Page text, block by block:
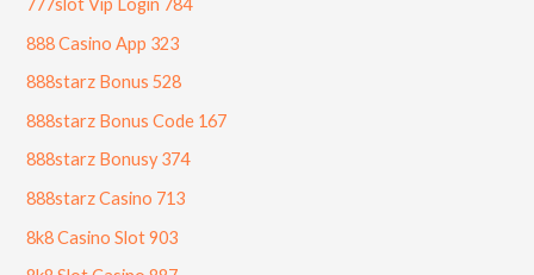
777slot Vip Login 784
888 Casino App 323
888starz Bonus 528
888starz Bonus Code 167
888starz Bonusy 374
888starz Casino 713
8k8 Casino Slot 903